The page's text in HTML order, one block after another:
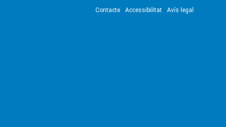
Contacte Accessibilitat Avís legal